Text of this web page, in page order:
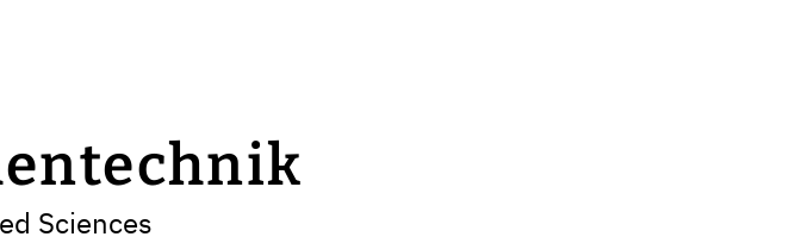
Sciences